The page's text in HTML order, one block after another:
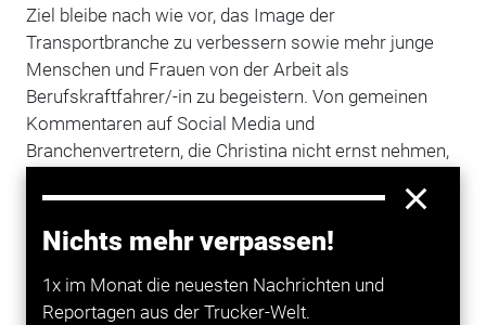
Nichts mehr verpassen!
1x im Monat die neuesten Nachrichten und
Reportagen aus der Trucker-Welt.
Ziel bleibe nach wie vor, das Image der
Transportbranche zu verbessern sowie mehr junge
Menschen und Frauen von der Arbeit als
Berufskraftfahrer/-in zu begeistern. Von gemeinen
Kommentaren auf Social Media und
Branchenvertretern, die Christina nicht ernst nehmen,
immer jemanden geben, der mich belächeln wird.
Aber ich lasse mich nicht mehr beirren, ich mach